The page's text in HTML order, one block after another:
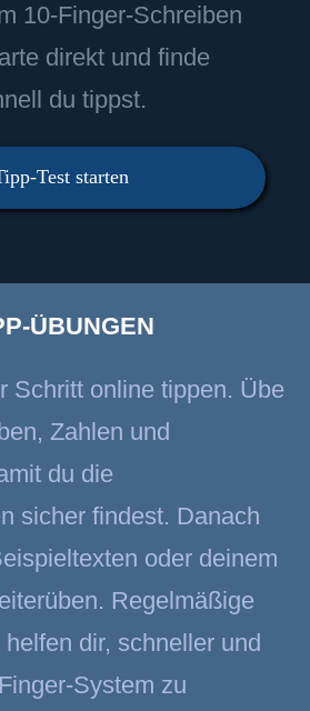
10-Finger-Schreiben
direkt und finde
du tippst.
Test starten
ÜBUNGEN
Schritt online tippen. Übe
Zahlen und
du die
sicher findest. Danach
oder deinem
Regelmäßige
dir, schneller und
System zu